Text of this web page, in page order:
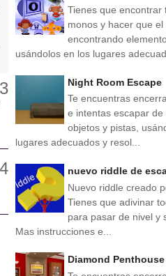
Tienes que encontrar
monos y hacer que
encontrando
usándolos en los lugares
Night Room Escape
Te encuentras
e intentas escapar
objetos y pistas,
lugares adecuados y resol...
nuevo riddle de
Nuevo riddle creado
Tienes que adivinar
para pasar de nivel y
Mas instrucciones e...
Diamond